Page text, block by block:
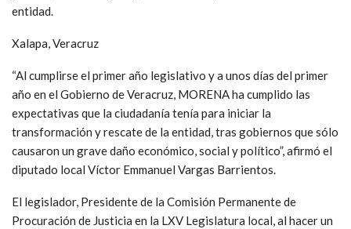
entidad.
Xalapa, Veracruz
“Al cumplirse el primer año legislativo y a unos días del primer
año en el Gobierno de Veracruz, MORENA ha cumplido las
expectativas que la ciudadanía tenía para iniciar la
transformación y rescate de la entidad, tras gobiernos que sólo
causaron un grave daño económico, social y político”, afirmó el
diputado local Víctor Emmanuel Vargas Barrientos.
El legislador, Presidente de la Comisión Permanente de
Procuración de Justicia en la LXV Legislatura local, al hacer un